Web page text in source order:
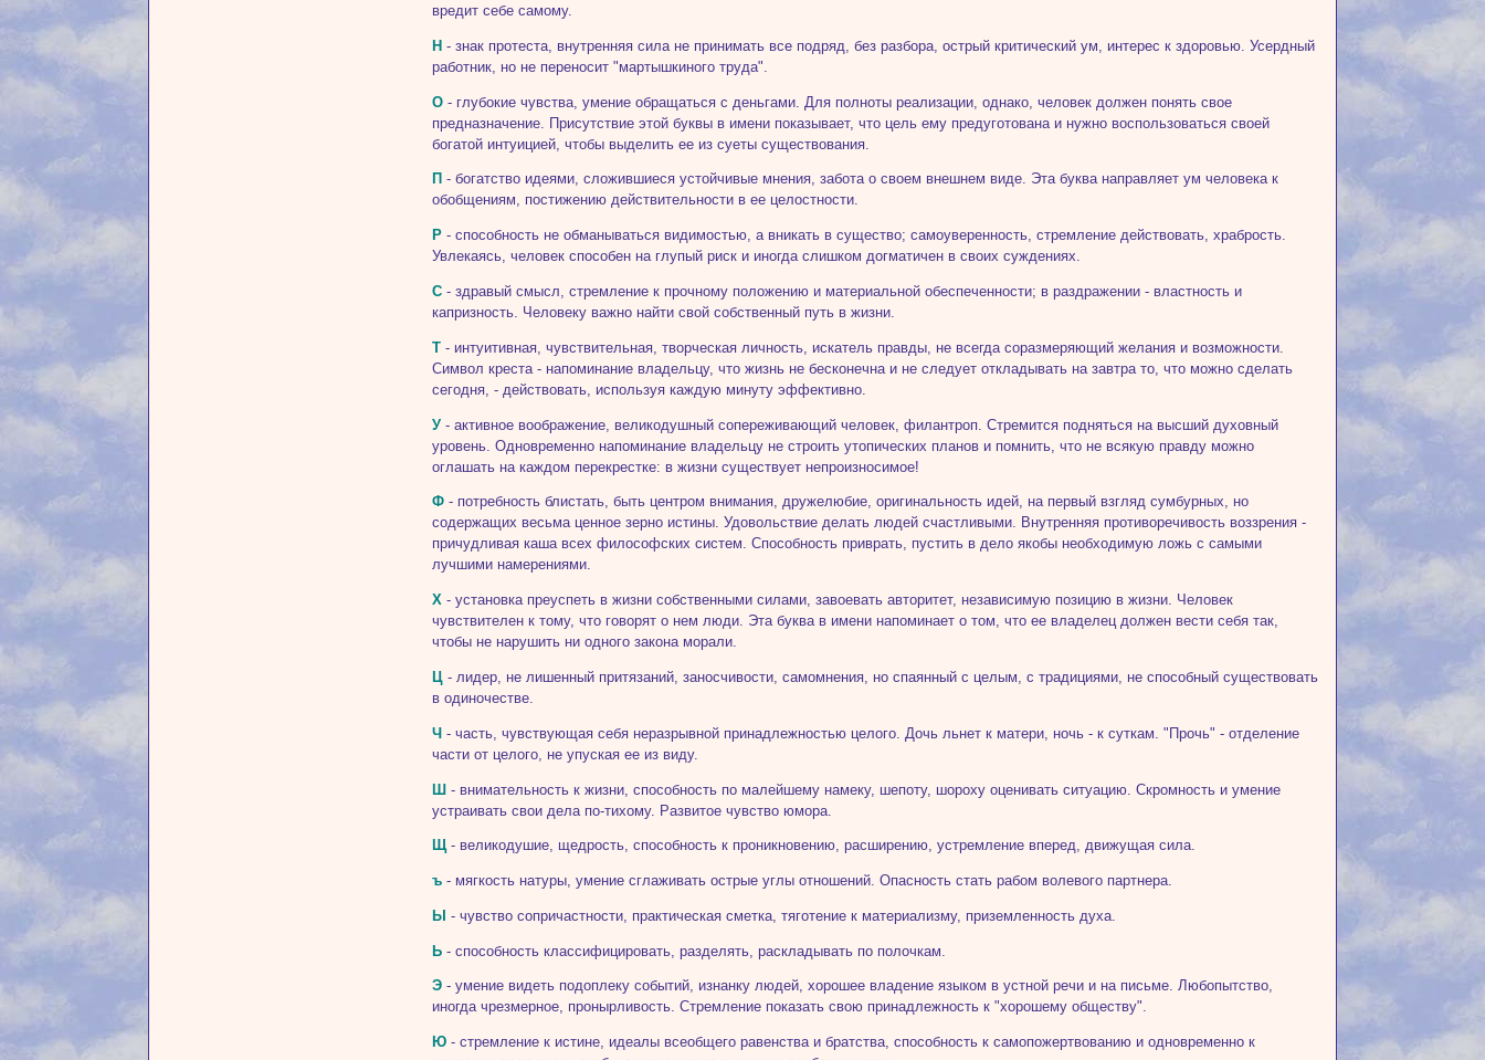
вредит себе самому.
Н - знак протеста, внутренняя сила не принимать все подряд, без разбора, острый критический ум, интерес к здоровью. Усердный
работник, но не переносит "мартышкиного труда".
О - глубокие чувства, умение обращаться с деньгами. Для полноты реализации, однако, человек должен понять свое
предназначение. Присутствие этой буквы в имени показывает, что цель ему предуготована и нужно воспользоваться своей
богатой интуицией, чтобы выделить ее из суеты существования.
П - богатство идеями, сложившиеся устойчивые мнения, забота о своем внешнем виде. Эта буква направляет ум человека к
обобщениям, постижению действительности в ее целостности.
Р - способность не обманываться видимостью, а вникать в существо; самоуверенность, стремление действовать, храбрость.
Увлекаясь, человек способен на глупый риск и иногда слишком догматичен в своих суждениях.
С - здравый смысл, стремление к прочному положению и материальной обеспеченности; в раздражении - властность и
капризность. Человеку важно найти свой собственный путь в жизни.
Т - интуитивная, чувствительная, творческая личность, искатель правды, не всегда соразмеряющий желания и возможности.
Символ креста - напоминание владельцу, что жизнь не бесконечна и не следует откладывать на завтра то, что можно сделать
сегодня, - действовать, используя каждую минуту эффективно.
У - активное воображение, великодушный сопереживающий человек, филантроп. Стремится подняться на высший духовный
уровень. Одновременно напоминание владельцу не строить утопических планов и помнить, что не всякую правду можно
оглашать на каждом перекрестке: в жизни существует непроизносимое!
Ф - потребность блистать, быть центром внимания, дружелюбие, оригинальность идей, на первый взгляд сумбурных, но
содержащих весьма ценное зерно истины. Удовольствие делать людей счастливыми. Внутренняя противоречивость воззрения -
причудливая каша всех философских систем. Способность приврать, пустить в дело якобы необходимую ложь с самыми
лучшими намерениями.
Х - установка преуспеть в жизни собственными силами, завоевать авторитет, независимую позицию в жизни. Человек
чувствителен к тому, что говорят о нем люди. Эта буква в имени напоминает о том, что ее владелец должен вести себя так,
чтобы не нарушить ни одного закона морали.
Ц - лидер, не лишенный притязаний, заносчивости, самомнения, но спаянный с целым, с традициями, не способный существовать
в одиночестве.
Ч - часть, чувствующая себя неразрывной принадлежностью целого. Дочь льнет к матери, ночь - к суткам. "Прочь" - отделение
части от целого, не упуская ее из виду.
Ш - внимательность к жизни, способность по малейшему намеку, шепоту, шороху оценивать ситуацию. Скромность и умение
устраивать свои дела по-тихому. Развитое чувство юмора.
Щ- великодушие, щедрость, способность к проникновению, расширению, устремление вперед, движущая сила.
ъ - мягкость натуры, умение сглаживать острые углы отношений. Опасность стать рабом волевого партнера.
Ы - чувство сопричастности, практическая сметка, тяготение к материализму, приземленность духа.
Ь - способность классифицировать, разделять, раскладывать по полочкам.
Э - умение видеть подоплеку событий, изнанку людей, хорошее владение языком в устной речи и на письме. Любопытство,
иногда чрезмерное, пронырливость. Стремление показать свою принадлежность к "хорошему обществу".
Ю - стремление к истине, идеалы всеобщего равенства и братства, способность к самопожертвованию и одновременно к